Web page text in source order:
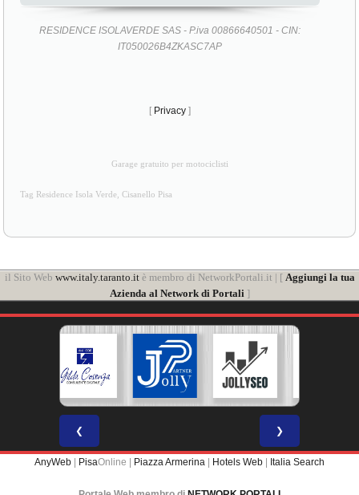
RESIDENCE ISOLAVERDE SAS - P.iva 00866640501 - CIN:
IT050026B4ZKASC7AP
[ Privacy ]
Garage gratuito per motociclisti
Tag Residence Isola Verde, Cisanello Pisa
il Sito Web www.italy.taranto.itè membro di NetworkPortali.it | [ Aggiungi la tua
Azienda al Network di Portali]
❮ ❯
AnyWeb PisaOnline | Piazza Armerina Hotels Web Italia Search